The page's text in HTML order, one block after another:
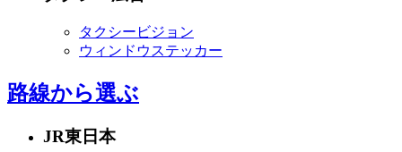
タクシービジョン
ウィンドウステッカー
路線から選ぶ
JR東日本